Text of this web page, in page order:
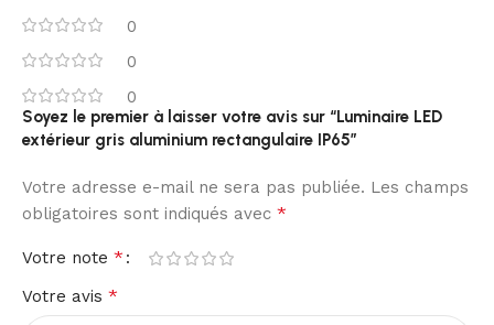
0
0
0
Soyez le premier à laisser votre avis sur “Luminaire LED
extérieur gris aluminium rectangulaire IP65”
Votre adresse e-mail ne sera pas publiée. Les champs
obligatoires sont indiqués avec *
Votre note *
Votre avis *